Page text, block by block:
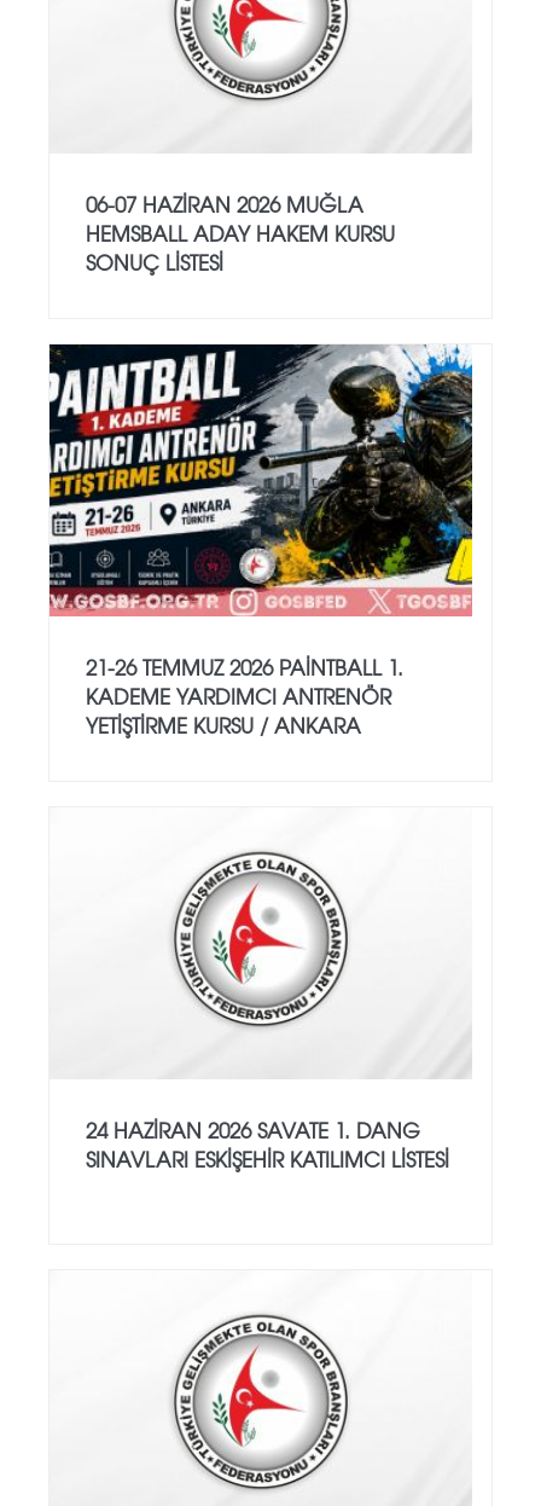
06-07 HAZİRAN 2026 MUĞLA
HEMSBALL ADAY HAKEM KURSU
SONUÇ LİSTESİ
21-26 TEMMUZ 2026 PAİNTBALL 1.
KADEME YARDIMCI ANTRENÖR
YETİŞTİRME KURSU / ANKARA
24 HAZİRAN 2026 SAVATE 1. DANG
SINAVLARI ESKİŞEHİR KATILIMCI LİSTESİ